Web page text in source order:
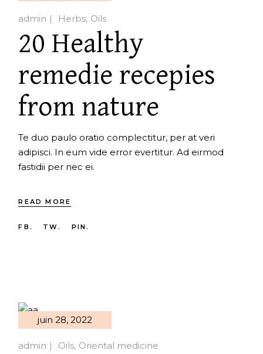
admin Herbs Oils
20 Healthy
remedie recepies
from nature
Te duo paulo oratio complectitur, per at veri
adipisci. In eum vide error evertitur. Ad eirmod
fastidii per nec ei.
READ MORE
FB. TW. PIN.
juin 28, 2022
admin Oils Oriental medicine